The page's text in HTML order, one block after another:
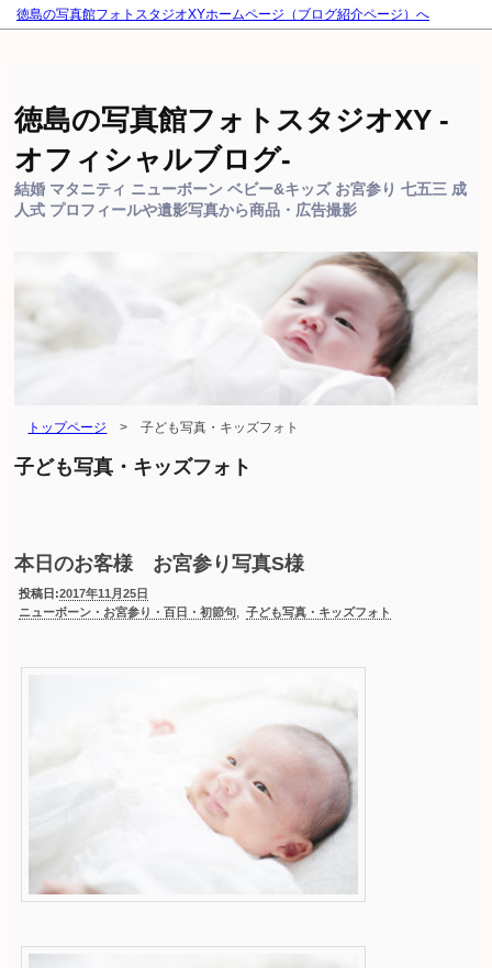
徳島の写真館フォトスタジオXYホームページ（ブログ紹介ページ）へ
徳島の写真館フォトスタジオXY -
オフィシャルブログ-
結婚 マタニティ ニューボーン ベビー&キッズ お宮参り 七五三 成
人式 プロフィールや遺影写真から商品・広告撮影
トップページ > 子ども写真・キッズフォト
子ども写真・キッズフォト
本日のお客様 お宮参り写真S様
投稿日:2017年11月25日
ニューボーン・お宮参り・百日・初節句, 子ども写真・キッズフォト